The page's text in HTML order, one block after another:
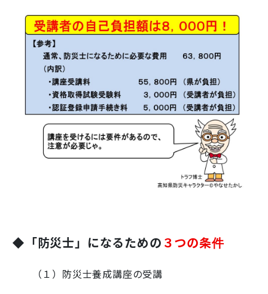
◆ 「防災士」になるための ３つの条件
（１）防災士養成講座の受講